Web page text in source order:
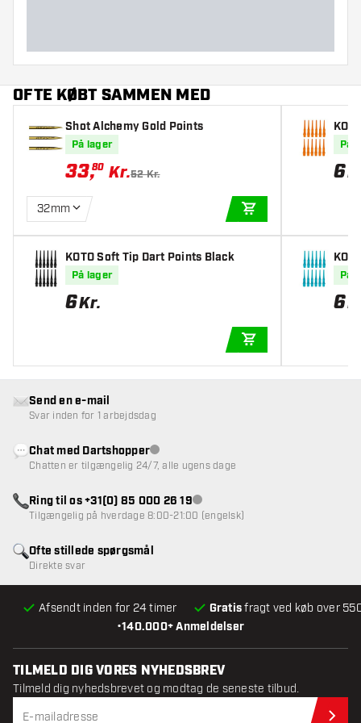
OFTE KØBT SAMMEN MED
Shot Alchemy Gold Points
På lager
33,80 Kr.52 Kr.
32mm
KOTO Soft Tip Dart Points Black
På lager
6Kr.
På
6
På
6
•140.000+ Anmeldelser
Afsendt inden for 24 timer Gratisfragt ved køb over
Ofte stillede spørgsmål
Direkte svar
Send en e-mail
Svar inden for 1 arbejdsdag
Chat med DartshopperKundeservice ikke tilgængelig
Chatten er tilgængelig 24/7, alle ugens dage
Ring til os +31(0) 85 000 26 19Kundeservice ikke tilgængelig
Tilgængelig på hverdage 8:00-21:00 (engelsk)
TILMELD DIG VORES NYHEDSBREV
Tilmeld dig nyhedsbrevet og modtag de seneste tilbud.